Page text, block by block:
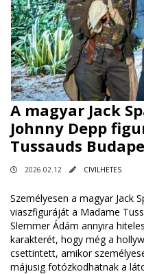
A magyar Jack
Johnny Depp
Tussauds
2026.02.12 CIVILHETES
Személyesen a magyar Jack
viaszfiguráját a Madame
Slemmer Ádám annyira
karakterét, hogy még a
csettintett, amikor
májusig fotózkodhatnak a